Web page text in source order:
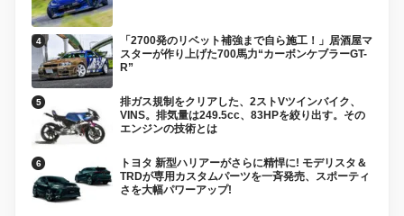
「2700発のリベット補強まで自ら施工！」居酒屋マ
スターが作り上げた700馬力“カーボンケブラーGT-
R”
排ガス規制をクリアした、2ストVツインバイク、
VINS。排気量は249.5cc、83HPを絞り出す。その
エンジンの技術とは
トヨタ 新型ハリアーがさらに精悍に! モデリスタ＆
TRDが専用カスタムパーツを一斉発売、スポーティ
さを大幅パワーアップ!